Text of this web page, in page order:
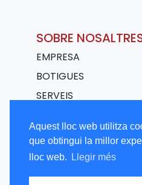
Aquest lloc web utilitza
que obtingui la millor
lloc web.
Llegir més
SOBRE
EMPRESA
BOTIGUES
SERVEIS
TREBALLA AMB
NOSALTRES